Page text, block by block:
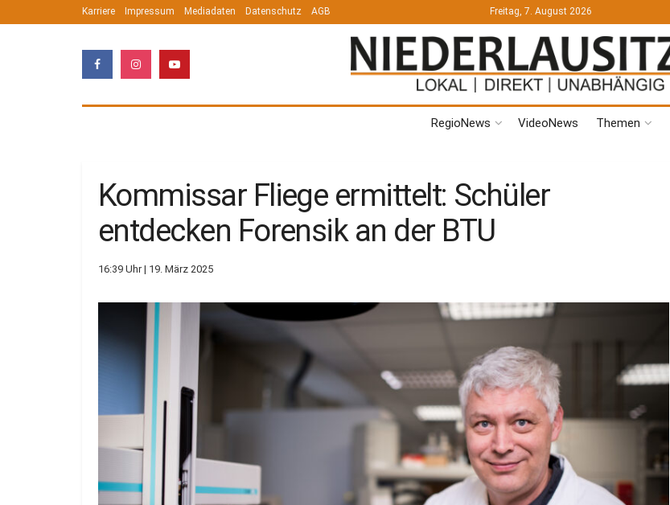
Karriere Impressum Mediadaten Datenschutz AGB Freitag, 7. August 2026
RegioNews VideoNews Themen
Kommissar Fliege ermittelt: Schüler
entdecken Forensik an der BTU
16:39 Uhr | 19. März 2025